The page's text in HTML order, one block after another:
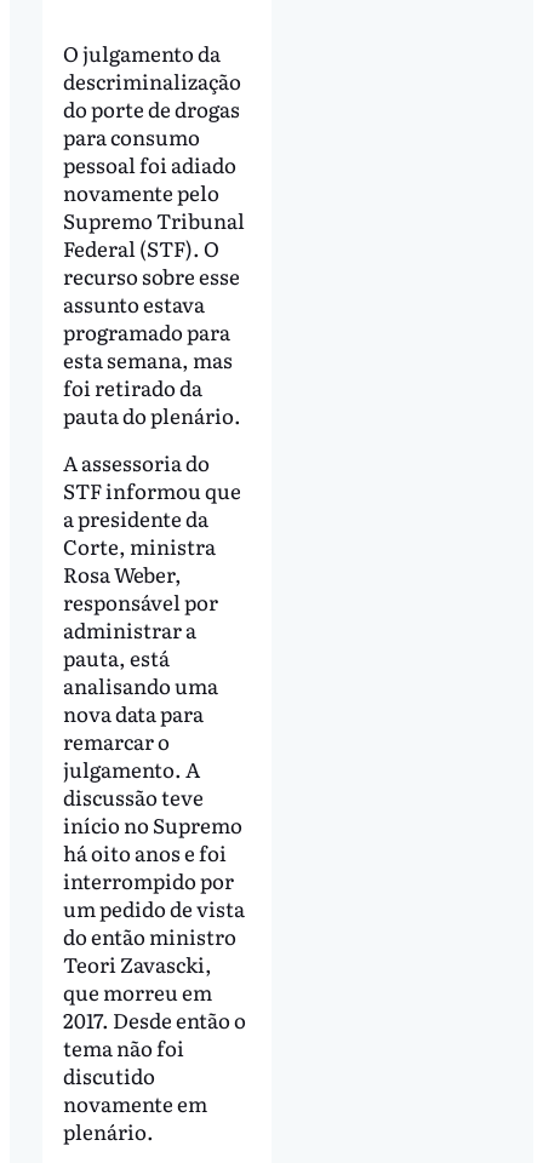
O julgamento da
descriminalização
do porte de drogas
para consumo
pessoal foi adiado
novamente pelo
Supremo Tribunal
Federal (STF). O
recurso sobre esse
assunto estava
programado para
esta semana, mas
foi retirado da
pauta do plenário.
A assessoria do
STF informou que
a presidente da
Corte, ministra
Rosa Weber,
responsável por
administrar a
pauta, está
analisando uma
nova data para
remarcar o
julgamento. A
discussão teve
início no Supremo
há oito anos e foi
interrompido por
um pedido de vista
do então ministro
Teori Zavascki,
que morreu em
2017. Desde então o
tema não foi
discutido
novamente em
plenário.